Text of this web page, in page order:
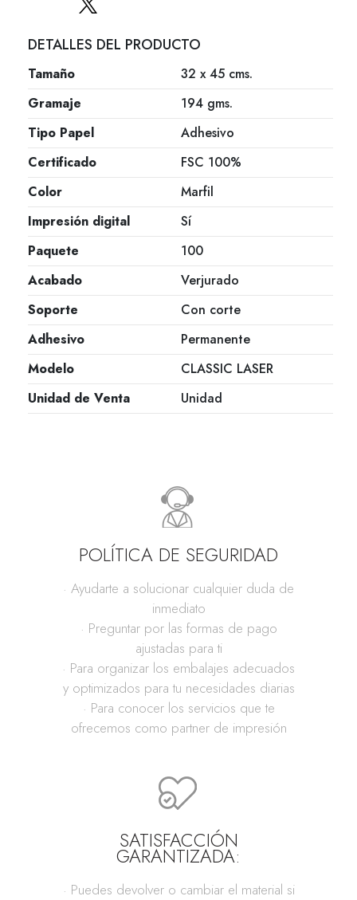
DETALLES DEL PRODUCTO
Tamaño
32 x 45 cms.
Gramaje
194 gms.
Tipo Papel
Adhesivo
Certificado
FSC 100%
Color
Marfil
Impresión digital
Sí
Paquete
100
Acabado
Verjurado
Soporte
Con corte
Adhesivo
Permanente
Modelo
CLASSIC LASER
Unidad de Venta
Unidad
POLÍTICA DE SEGURIDAD
· Ayudarte a solucionar cualquier duda de
inmediato
· Preguntar por las formas de pago
ajustadas para ti
· Para organizar los embalajes adecuados
y optimizados para tu necesidades diarias
· Para conocer los servicios que te
ofrecemos como partner de impresión
SATISFACCIÓN
GARANTIZADA:
· Puedes devolver o cambiar el material si